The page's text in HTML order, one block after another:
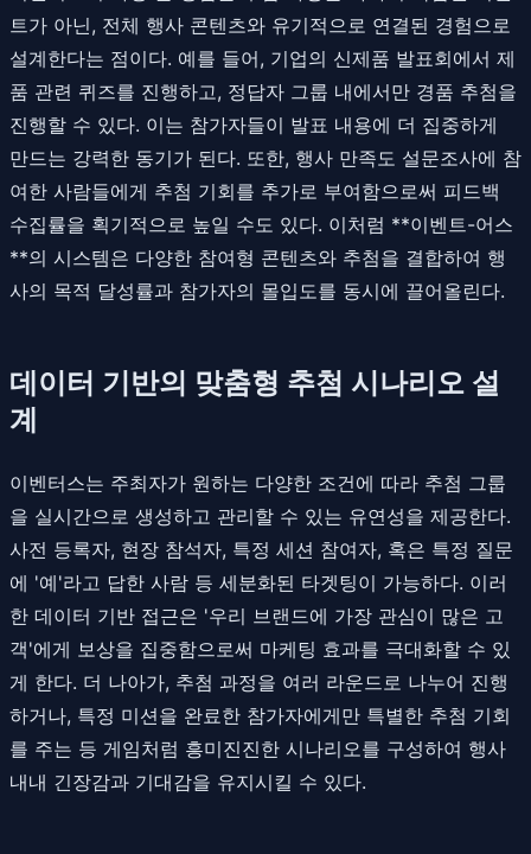
트가 아닌, 전체 행사 콘텐츠와 유기적으로 연결된 경험으로
설계한다는 점이다. 예를 들어, 기업의 신제품 발표회에서 제
품 관련 퀴즈를 진행하고, 정답자 그룹 내에서만 경품 추첨을
진행할 수 있다. 이는 참가자들이 발표 내용에 더 집중하게
만드는 강력한 동기가 된다. 또한, 행사 만족도 설문조사에 참
여한 사람들에게 추첨 기회를 추가로 부여함으로써 피드백
수집률을 획기적으로 높일 수도 있다. 이처럼 **이벤트-어스
**의 시스템은 다양한 참여형 콘텐츠와 추첨을 결합하여 행
사의 목적 달성률과 참가자의 몰입도를 동시에 끌어올린다.
데이터 기반의 맞춤형 추첨 시나리오 설
계
이벤터스는 주최자가 원하는 다양한 조건에 따라 추첨 그룹
을 실시간으로 생성하고 관리할 수 있는 유연성을 제공한다.
사전 등록자, 현장 참석자, 특정 세션 참여자, 혹은 특정 질문
에 '예'라고 답한 사람 등 세분화된 타겟팅이 가능하다. 이러
한 데이터 기반 접근은 '우리 브랜드에 가장 관심이 많은 고
객'에게 보상을 집중함으로써 마케팅 효과를 극대화할 수 있
게 한다. 더 나아가, 추첨 과정을 여러 라운드로 나누어 진행
하거나, 특정 미션을 완료한 참가자에게만 특별한 추첨 기회
를 주는 등 게임처럼 흥미진진한 시나리오를 구성하여 행사
내내 긴장감과 기대감을 유지시킬 수 있다.